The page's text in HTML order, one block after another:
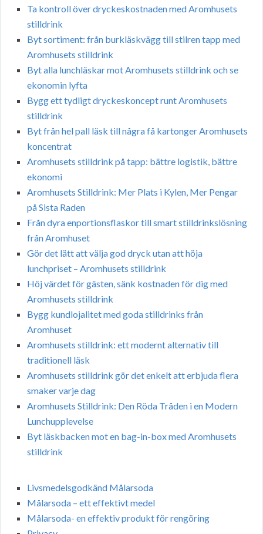
Ta kontroll över dryckeskostnaden med Aromhusets
stilldrink
Byt sortiment: från burkläskvägg till stilren tapp med
Aromhusets stilldrink
Byt alla lunchläskar mot Aromhusets stilldrink och se
ekonomin lyfta
Bygg ett tydligt dryckeskoncept runt Aromhusets
stilldrink
Byt från hel pall läsk till några få kartonger Aromhusets
koncentrat
Aromhusets stilldrink på tapp: bättre logistik, bättre
ekonomi
Aromhusets Stilldrink: Mer Plats i Kylen, Mer Pengar
på Sista Raden
Från dyra enportionsflaskor till smart stilldrinkslösning
från Aromhuset
Gör det lätt att välja god dryck utan att höja
lunchpriset – Aromhusets stilldrink
Höj värdet för gästen, sänk kostnaden för dig med
Aromhusets stilldrink
Bygg kundlojalitet med goda stilldrinks från
Aromhuset
Aromhusets stilldrink: ett modernt alternativ till
traditionell läsk
Aromhusets stilldrink gör det enkelt att erbjuda flera
smaker varje dag
Aromhusets Stilldrink: Den Röda Tråden i en Modern
Lunchupplevelse
Byt läskbacken mot en bag-in-box med Aromhusets
stilldrink
Livsmedelsgodkänd Målarsoda
Målarsoda – ett effektivt medel
Målarsoda- en effektiv produkt för rengöring